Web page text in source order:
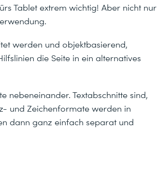
Tablet extrem wichtig! Aber nicht nur
werden und objektbasierend,
die Seite in ein alternatives
nebeneinander. Textabschnitte sind,
und Zeichenformate werden in
dann ganz einfach separat und